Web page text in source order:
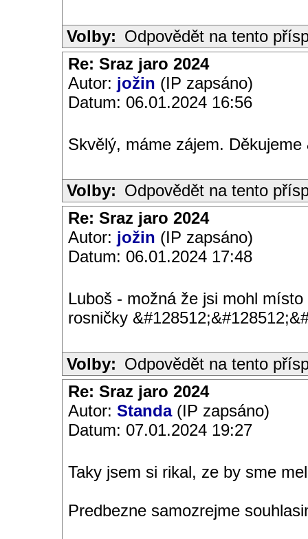
Volby: Odpovědět na tento
Re: Sraz jaro 2024
Autor: jožin (IP zapsáno)
Datum: 06.01.2024 16:56
Skvělý, máme zájem. Děkujeme
Volby: Odpovědět na tento
Re: Sraz jaro 2024
Autor: jožin (IP zapsáno)
Datum: 06.01.2024 17:48
Luboš - možná že jsi mohl
rosničky
Volby: Odpovědět na tento
Re: Sraz jaro 2024
Autor: Standa(IP zapsáno)
Datum: 07.01.2024 19:27
Taky jsem si rikal, ze by sme
Predbezne samozrejme